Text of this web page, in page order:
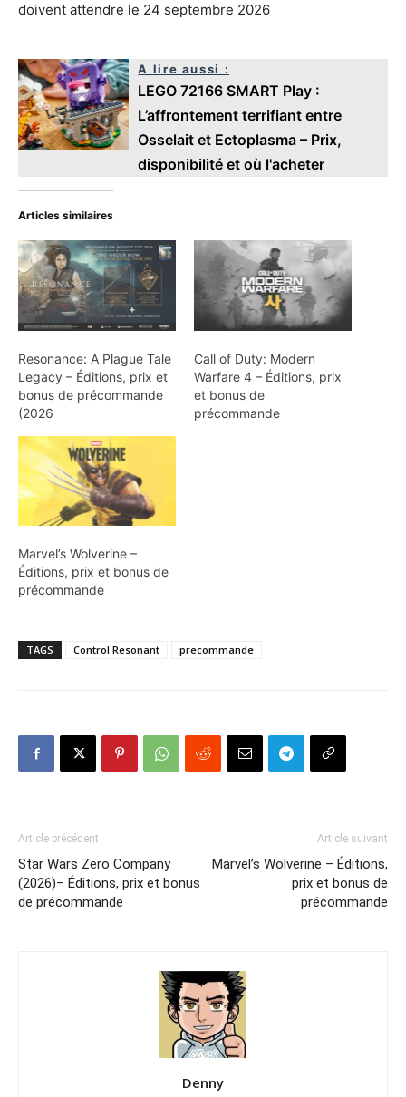
doivent attendre le 24 septembre 2026
A lire aussi :
LEGO 72166 SMART Play :
L’affrontement terrifiant entre
Osselait et Ectoplasma – Prix,
disponibilité et où l'acheter
Articles similaires
Resonance: A Plague Tale
Legacy – Éditions, prix et
bonus de précommande
(2026
Call of Duty: Modern
Warfare 4 – Éditions, prix
et bonus de
précommande
Marvel’s Wolverine –
Éditions, prix et bonus de
précommande
TAGS Control Resonant precommande
Article précédent
Star Wars Zero Company
(2026)– Éditions, prix et bonus
de précommande
Article suivant
Marvel’s Wolverine – Éditions,
prix et bonus de
précommande
Denny